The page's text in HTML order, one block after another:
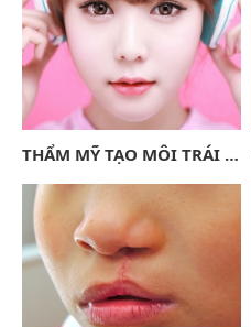
THẨM MỸ TẠO MÔI TRÁI TIM – CHO ĐÔI MÔI CĂNG MỌNG ĐẸP QUYẾN RŨ